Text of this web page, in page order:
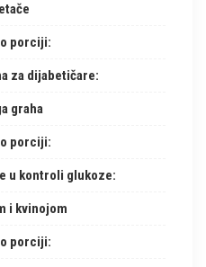
porciji:
za dijabetičare:
graha
porciji:
u kontroli glukoze:
i kvinojom
porciji: